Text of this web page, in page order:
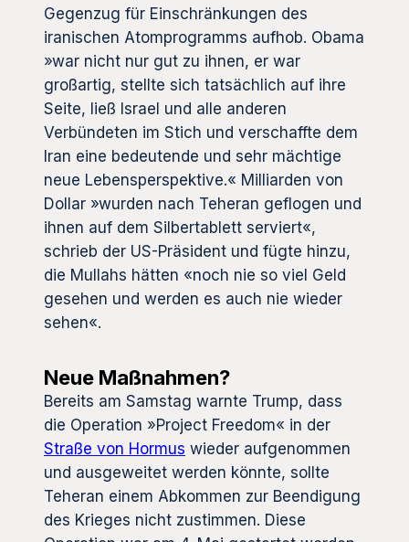
Gegenzug für Einschränkungen des
iranischen Atomprogramms aufhob. Obama
»war nicht nur gut zu ihnen, er war
großartig, stellte sich tatsächlich auf ihre
Seite, ließ Israel und alle anderen
Verbündeten im Stich und verschaffte dem
Iran eine bedeutende und sehr mächtige
neue Lebensperspektive.« Milliarden von
Dollar »wurden nach Teheran geflogen und
ihnen auf dem Silbertablett serviert«,
schrieb der US-Präsident und fügte hinzu,
die Mullahs hätten «noch nie so viel Geld
gesehen und werden es auch nie wieder
sehen«.
Neue Maßnahmen?
Bereits am Samstag warnte Trump, dass
die Operation »Project Freedom« in der
Straße von Hormus wieder aufgenommen
und ausgeweitet werden könnte, sollte
Teheran einem Abkommen zur Beendigung
des Krieges nicht zustimmen. Diese